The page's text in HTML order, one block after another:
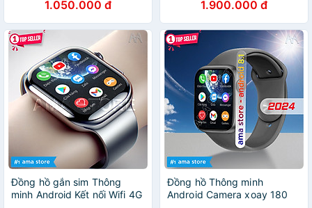
AMA Watch LT36 có 3 màu
Đen Hồng Xanh Hàng nhập
khẩu
1.050.000 đ
AMA Watch FA66 dành cho
Trẻ em Học sinh Sinh viên
Người lớn Hàng nhập khẩu
1.900.000 đ
Đồng hồ gắn sim Thông
minh Android Kết nối Wifi 4G
Đồng hồ Thông minh
Android Camera xoay 180